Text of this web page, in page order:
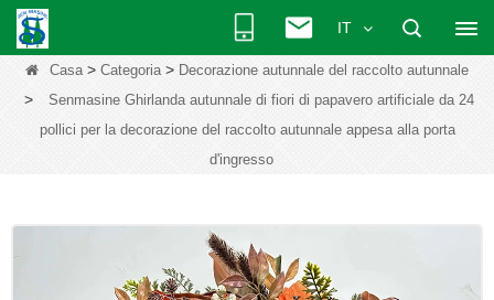
IT
Casa > Categoria > Decorazione autunnale del raccolto autunnale
>
Senmasine Ghirlanda autunnale di fiori di papavero artificiale da 24
pollici per la decorazione del raccolto autunnale appesa alla porta
d'ingresso